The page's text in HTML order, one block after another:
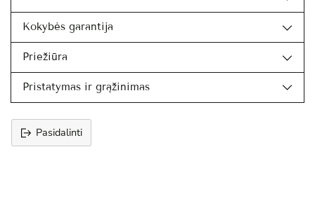
Kokybės garantija
Priežiūra
Pristatymas ir grąžinimas
Pasidalinti